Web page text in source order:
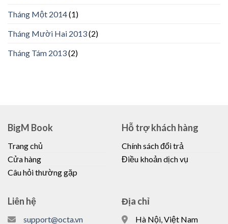
Tháng Một 2014(1)
Tháng Mười Hai 2013(2)
Tháng Tám 2013(2)
BigM Book
Trang chủ
Cửa hàng
Câu hỏi thường gặp
Hỗ trợ khách hàng
Chính sách đổi trả
Điều khoản dịch vụ
Liên hệ
support@octa.vn
Địa chỉ
Hà Nội, Việt Nam